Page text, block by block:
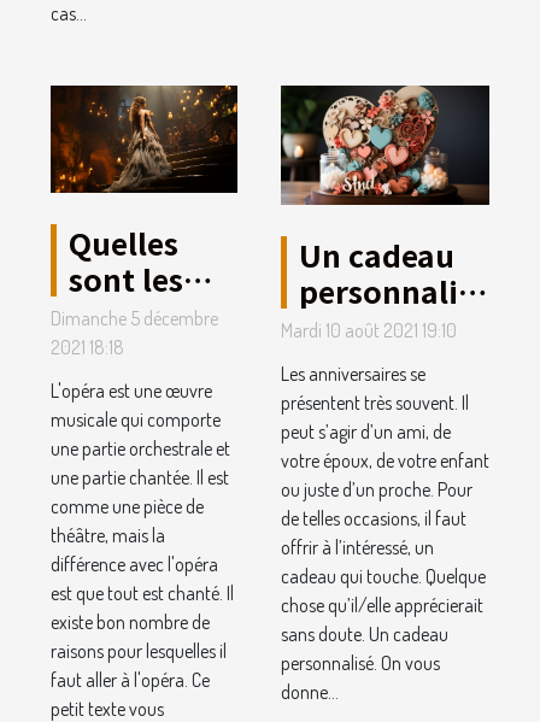
cas...
Quelles
sont les
raisons
pour
lesquelles
il faut aller
à l'opéra ?
Dimanche 5 décembre
2021 18:18
L'opéra est une œuvre
musicale qui comporte
une partie orchestrale et
une partie chantée. Il est
comme une pièce de
théâtre, mais la
différence avec l'opéra
est que tout est chanté. Il
existe bon nombre de
raisons pour lesquelles il
faut aller à l'opéra. Ce
petit texte vous
Un cadeau
personnalisé
en bois à
offrir pour
un
anniversaire
Mardi 10 août 2021 19:10
Les anniversaires se
présentent très souvent. Il
peut s’agir d’un ami, de
votre époux, de votre enfant
ou juste d’un proche. Pour
de telles occasions, il faut
offrir à l’intéressé, un
cadeau qui touche. Quelque
chose qu’il/elle apprécierait
sans doute. Un cadeau
personnalisé. On vous
donne...